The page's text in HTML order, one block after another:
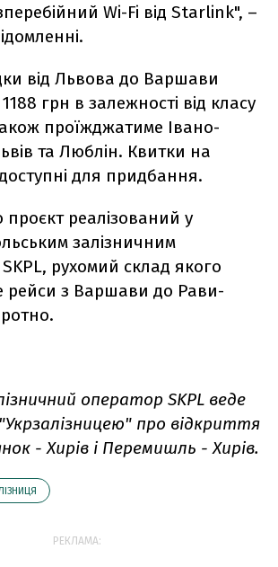
Wi-Fi від Starlink", –
від Львова до Варшави
грн в залежності від класу
проїжджатиме Івано-
та Люблін. Квитки на
для придбання.
реалізований у
залізничним
рухомий склад якого
рейси з Варшави до Рави-
оператор SKPL веде
про відкриття
- Хирів і Перемишль - Хирів.
РЕКЛАМА: